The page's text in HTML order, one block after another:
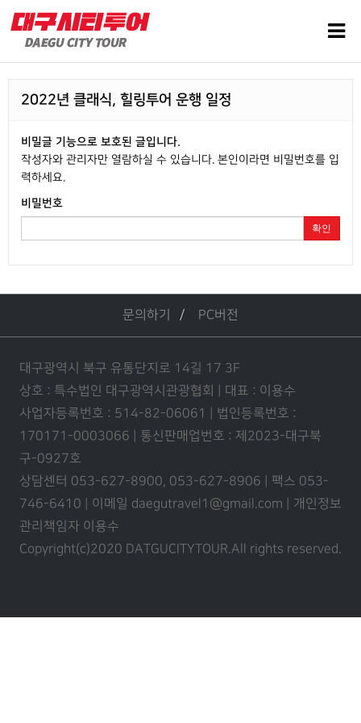
2022년 클래식, 힐링투어 운행 일정
비밀글 기능으로 보호된 글입니다.
작성자와 관리자만 열람하실 수 있습니다. 본인이라면 비밀번호를 입
력하세요.
비밀번호
확인
문의하기 PC버전
대구광역시 북구 유통단지로 14길 17 3F
상호 : 특수법인 대구광역시관광협회 | 대표 : 이용수
사업자등록번호 : 514-82-06061 | 법인등록번호 :
170171-0003066 | 통신판매업번호 : 제2023-대구북
구-0927호
상담센터 053-627-8900, 053-627-8906 | 팩스 053-
746-6410 | 이메일 daegutravel1@gmail.com | 개인정보
관리책임자 이용수
Copyright(c)2020 DATGUCITYTOUR.All rights reserved.